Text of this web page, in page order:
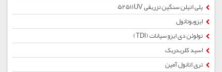
پلی اتیلن سنگین تزریقی 52511UV
ایزوبوتانول
تولوئن دی ایزو سیانات (TDI)
اسید کلریدریک
تری اتانول آمین